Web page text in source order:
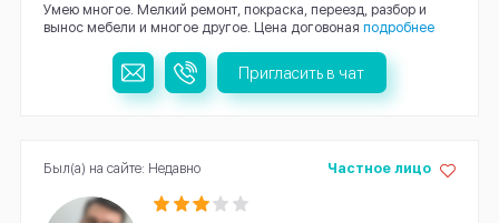
Умею многое. Мелкий ремонт, покраска, переезд, разбор и
вынос мебели и многое другое. Цена договоная подробнее
Пригласить в чат
Частное лицо
Был(а) на сайте: Недавно